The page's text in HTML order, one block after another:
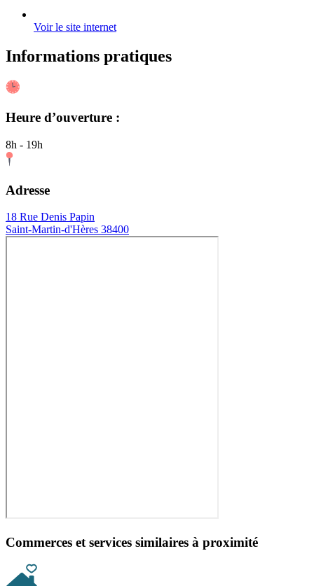
Voir le site internet
Informations pratiques
Heure d’ouverture :
8h - 19h
Adresse
18 Rue Denis Papin
Saint-Martin-d'Hères 38400
Commerces et services similaires à proximité